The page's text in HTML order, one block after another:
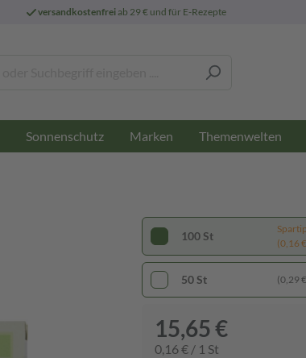
versandkostenfreiab 29 € und für E-Rezepte
Sonnenschutz Marken Themenwelten
100 St
(0,16
50 St (0,29
15,65 €
0,16 € / 1 St